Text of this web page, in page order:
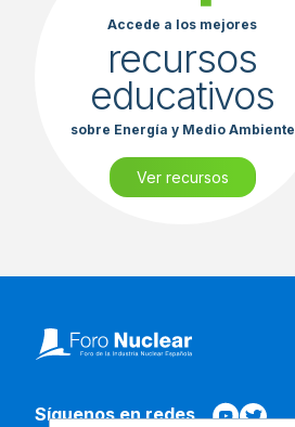
Accede a los mejores
recursos
educativos
sobre Energía y Medio Ambiente
Ver recursos
Síguenos en redes